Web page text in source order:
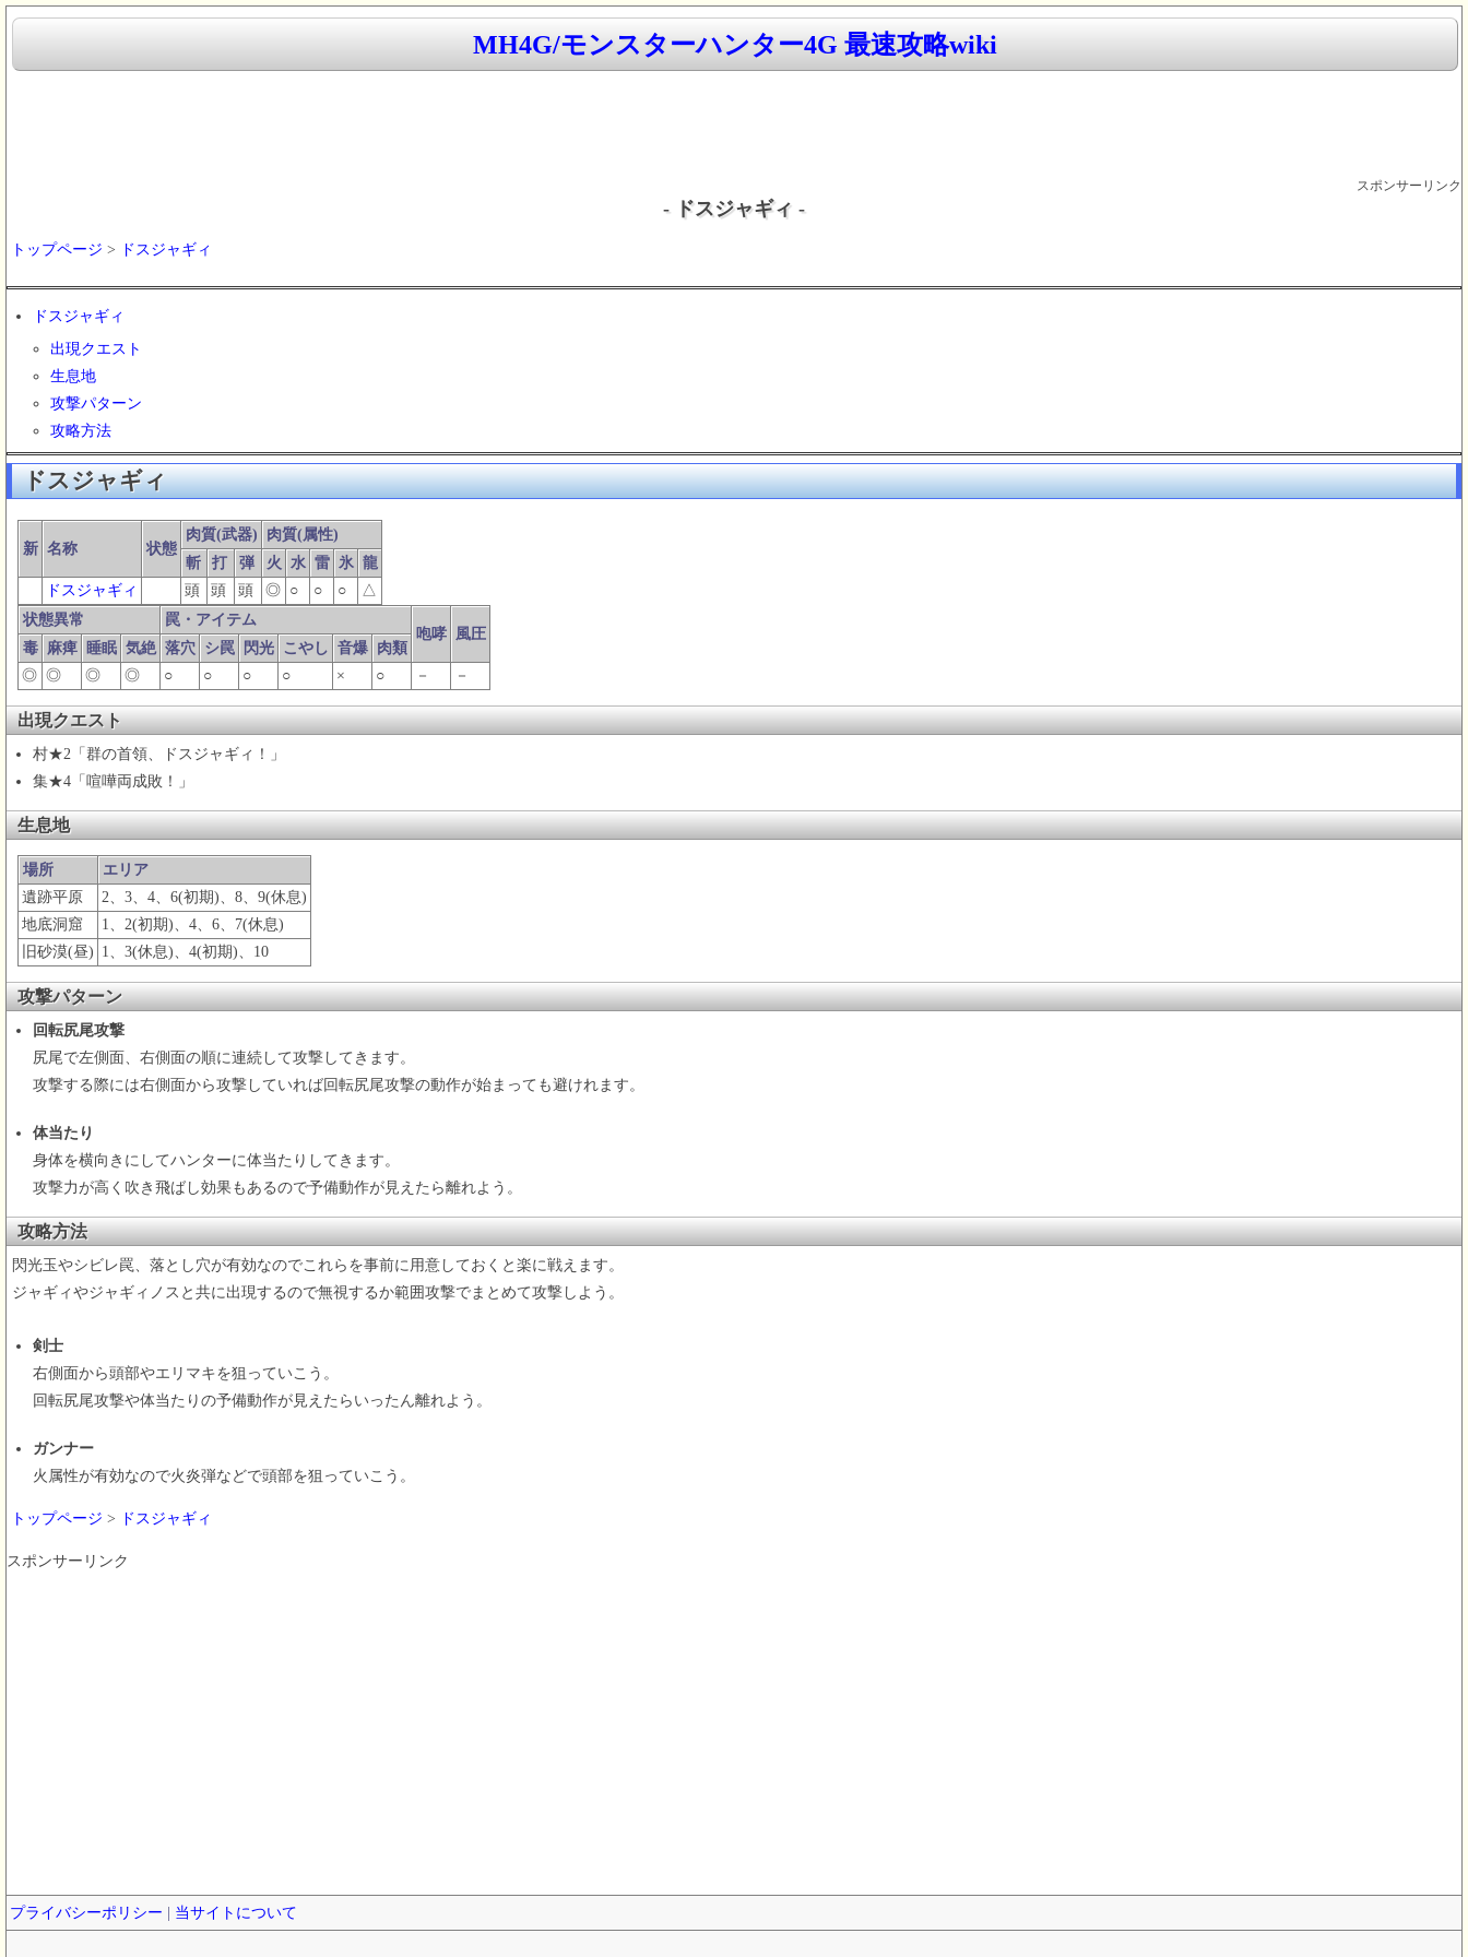
MH4G/モンスターハンター4G 最速攻略wiki
スポンサーリンク
- ドスジャギィ -
トップページ > ドスジャギィ
ドスジャギィ
出現クエスト
生息地
攻撃パターン
攻略方法
ドスジャギィ
新 名称 状態
肉質(武器)
肉質(属性)
斬
打 弾 火 水 雷 氷 龍
ドスジャギィ
頭 頭 頭 ◎ ○ ○ ○
△
状態異常
罠・アイテム
咆哮 風圧
毒 麻痺 睡眠 気絶 落穴 シ罠 閃光 こやし 音爆 肉類
◎ ◎ ◎ ◎ ○ ○ ○ ○ × ○ － －
出現クエスト
村★2「群の首領、ドスジャギィ！」
集★4「喧嘩両成敗！」
生息地
場所
エリア
遺跡平原
2、3、4、6(初期)、8、9(休息)
地底洞窟
1、2(初期)、4、6、7(休息)
旧砂漠(昼) 1、3(休息)、4(初期)、10
攻撃パターン
回転尻尾攻撃
尻尾で左側面、右側面の順に連続して攻撃してきます。
攻撃する際には右側面から攻撃していれば回転尻尾攻撃の動作が始まっても避けれます。
体当たり
身体を横向きにしてハンターに体当たりしてきます。
攻撃力が高く吹き飛ばし効果もあるので予備動作が見えたら離れよう。
攻略方法
閃光玉やシビレ罠、落とし穴が有効なのでこれらを事前に用意しておくと楽に戦えます。
ジャギィやジャギィノスと共に出現するので無視するか範囲攻撃でまとめて攻撃しよう。
剣士
右側面から頭部やエリマキを狙っていこう。
回転尻尾攻撃や体当たりの予備動作が見えたらいったん離れよう。
ガンナー
火属性が有効なので火炎弾などで頭部を狙っていこう。
トップページ > ドスジャギィ
スポンサーリンク
プライバシーポリシー 当サイトについて